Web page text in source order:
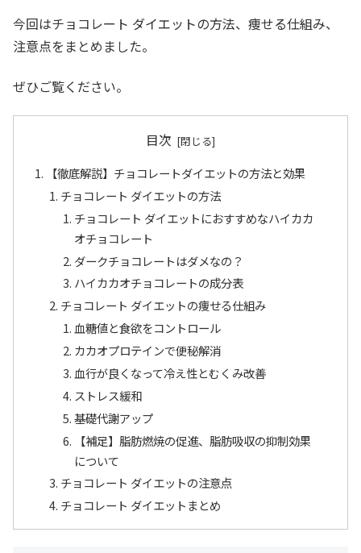
今回はチョコレート ダイエットの方法、痩せる仕組み、
注意点をまとめました。
ぜひご覧ください。
目次
【徹底解説】チョコレートダイエットの方法と効果
チョコレート ダイエットの方法
チョコレート ダイエットにおすすめなハイカカ
オチョコレート
ダークチョコレートはダメなの？
ハイカカオチョコレートの成分表
チョコレート ダイエットの痩せる仕組み
血糖値と食欲をコントロール
カカオプロテインで便秘解消
血行が良くなって冷え性とむくみ改善
ストレス緩和
基礎代謝アップ
【補足】脂肪燃焼の促進、脂肪吸収の抑制効果
について
チョコレート ダイエットの注意点
チョコレート ダイエットまとめ